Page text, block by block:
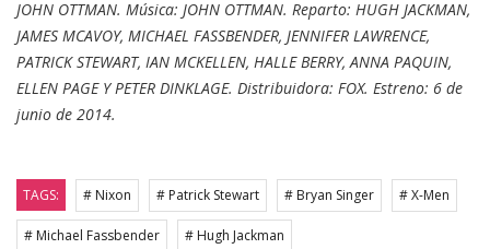
JOHN OTTMAN. Música: JOHN OTTMAN. Reparto: HUGH JACKMAN,
JAMES MCAVOY, MICHAEL FASSBENDER, JENNIFER LAWRENCE,
PATRICK STEWART, IAN MCKELLEN, HALLE BERRY, ANNA PAQUIN,
ELLEN PAGE Y PETER DINKLAGE. Distribuidora: FOX. Estreno: 6 de
junio de 2014.
TAGS: # Nixon # Patrick Stewart # Bryan Singer # X-Men
# Michael Fassbender # Hugh Jackman